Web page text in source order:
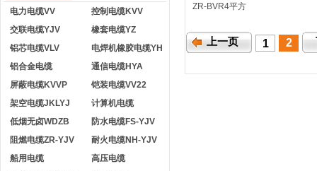
电力电缆VV
控制电缆KVV
交联电缆YJV
橡套电缆YZ
铝芯电缆VLV
电焊机橡胶电缆YH
铝合金电缆
通信电缆HYA
屏蔽电缆KVVP
铠装电缆VV22
架空电缆JKLYJ
计算机电缆
低烟无卤WDZB
防水电缆FS-YJV
阻燃电缆ZR-YJV
耐火电缆NH-YJV
船用电缆
高压电缆
ZR-BVR4平方
上一页 1 2